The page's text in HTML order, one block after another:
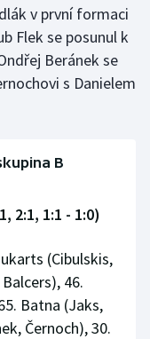
v první formaci
Flek se posunul k
Beránek se
s Danielem
B
2:1, 1:1 - 1:0)
(Cibulskis,
46.
Batna (Jaks,
Černoch), 30.